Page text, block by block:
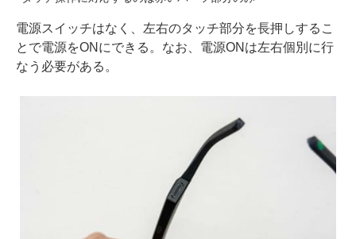
電源スイッチはなく、左右のタッチ部分を長押しするこ
とで電源をONにできる。なお、電源ONは左右個別に行
なう必要がある。